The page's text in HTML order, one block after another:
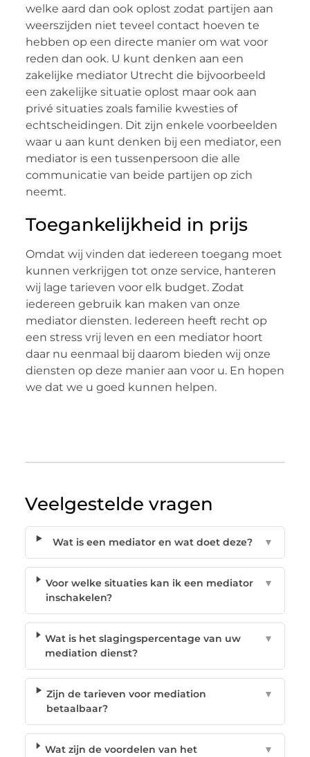
welke aard dan ook oplost zodat partijen aan
weerszijden niet teveel contact hoeven te
hebben op een directe manier om wat voor
reden dan ook. U kunt denken aan een
zakelijke mediator Utrecht die bijvoorbeeld
een zakelijke situatie oplost maar ook aan
privé situaties zoals familie kwesties of
echtscheidingen. Dit zijn enkele voorbeelden
waar u aan kunt denken bij een mediator, een
mediator is een tussenpersoon die alle
communicatie van beide partijen op zich
neemt.
Toegankelijkheid in prijs
Omdat wij vinden dat iedereen toegang moet
kunnen verkrijgen tot onze service, hanteren
wij lage tarieven voor elk budget. Zodat
iedereen gebruik kan maken van onze
mediator diensten. Iedereen heeft recht op
een stress vrij leven en een mediator hoort
daar nu eenmaal bij daarom bieden wij onze
diensten op deze manier aan voor u. En hopen
we dat we u goed kunnen helpen.
Veelgestelde vragen
Wat is een mediator en wat doet deze? ▼
Voor welke situaties kan ik een mediator
inschakelen?
▼
Wat is het slagingspercentage van uw
mediation dienst?
▼
Zijn de tarieven voor mediation
betaalbaar?
▼
Wat zijn de voordelen van het
▼